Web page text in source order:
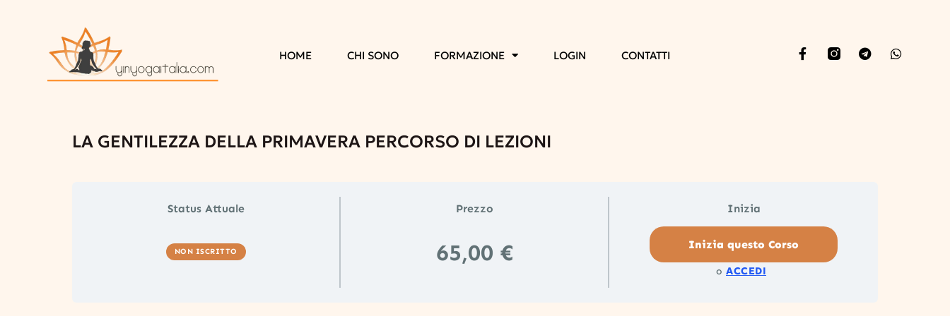
HOME CHI SONO FORMAZIONE LOGIN CONTATTI
LA GENTILEZZA DELLA PRIMAVERA PERCORSO DI LEZIONI
Status Attuale
NON ISCRITTO
Prezzo
65,00 €
Inizia
Inizia questo Corso
o ACCEDI